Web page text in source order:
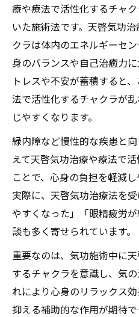
療や療法で活性化するチャ
いた施術法です。天啓気功
クラは体内のエネルギーセ
身のバランスや自己治癒力
トレスや不安が蓄積すると
法で活性化するチャクラが
じやすくなります。
緑内障など慢性的な疾患と
えて天啓気功治療や療法で
ことで、心身の負担を軽減し
実際に、天啓気功治療法を
やすくなった」「眼精疲労
談も多く寄せられています。
重要なのは、気功施術中に
するチャクラを意識し、気
れにより心身のリラックス
抑える補助的な作用が期待